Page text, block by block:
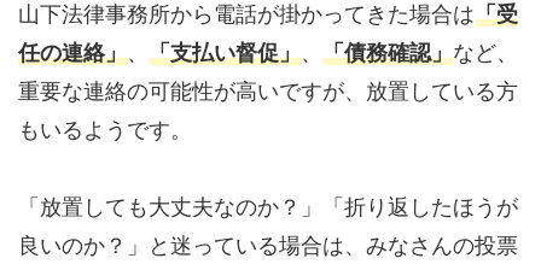
山下法律事務所から電話が掛かってきた場合は「受
任の連絡」、 「支払い督促」、 「債務確認」など、
重要な連絡の可能性が高いですが、放置している方
もいるようです。
「放置しても大丈夫なのか？」「折り返したほうが
良いのか？」と迷っている場合は、みなさんの投票